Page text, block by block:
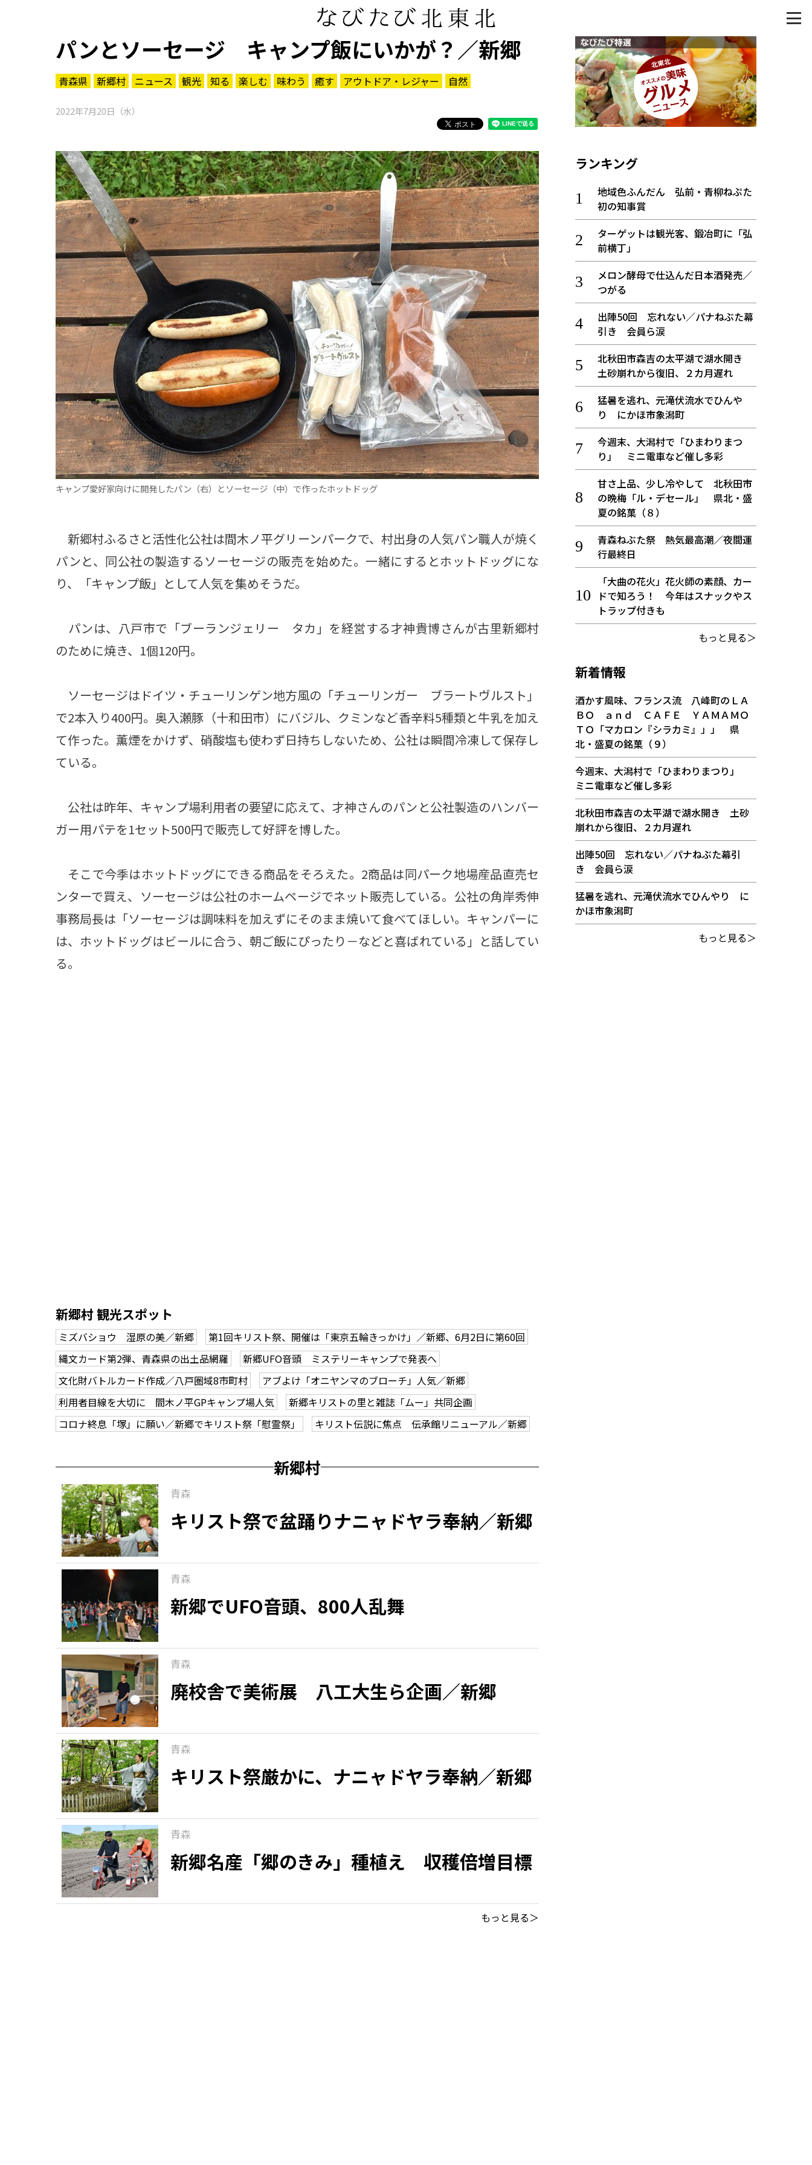
パンとソーセージ キャンプ飯にいかが？／新郷
青森県 新郷村 ニュース 観光 知る 楽しむ 味わう 癒す アウトドア・レジャー 自然
2022年7月20日（水）
キャンプ愛好家向けに開発したパン（右）とソーセージ（中）で作ったホットドッグ
新郷村ふるさと活性化公社は間木ノ平グリーンパークで、村出身の人気パン職人が焼く
パンと、同公社の製造するソーセージの販売を始めた。一緒にするとホットドッグにな
り、「キャンプ飯」として人気を集めそうだ。
パンは、八戸市で「ブーランジェリー タカ」を経営する才神貴博さんが古里新郷村
のために焼き、1個120円。
ソーセージはドイツ・チューリンゲン地方風の「チューリンガー ブラートヴルスト」
で2本入り400円。奥入瀬豚（十和田市）にバジル、クミンなど香辛料5種類と牛乳を加え
て作った。薫煙をかけず、硝酸塩も使わず日持ちしないため、公社は瞬間冷凍して保存し
ている。
公社は昨年、キャンプ場利用者の要望に応えて、才神さんのパンと公社製造のハンバー
ガー用パテを1セット500円で販売して好評を博した。
そこで今季はホットドッグにできる商品をそろえた。2商品は同パーク地場産品直売セ
ンターで買え、ソーセージは公社のホームページでネット販売している。公社の角岸秀伸
事務局長は「ソーセージは調味料を加えずにそのまま焼いて食べてほしい。キャンパーに
は、ホットドッグはビールに合う、朝ご飯にぴったり－などと喜ばれている」と話してい
る。
新郷村 観光スポット
ミズバショウ 湿原の美／新郷
第1回キリスト祭、開催は「東京五輪きっかけ」／新郷、6月2日に第60回
縄文カード第2弾、青森県の出土品網羅
新郷UFO音頭 ミステリーキャンプで発表へ
文化財バトルカード作成／八戸圏域8市町村
アブよけ「オニヤンマのブローチ」人気／新郷
利用者目線を大切に 間木ノ平GPキャンプ場人気
新郷キリストの里と雑誌「ムー」共同企画
コロナ終息「塚」に願い／新郷でキリスト祭「慰霊祭」
キリスト伝説に焦点 伝承館リニューアル／新郷
新郷村
青森
キリスト祭で盆踊りナニャドヤラ奉納／新郷
青森
新郷でUFO音頭、800人乱舞
青森
廃校舎で美術展 八工大生ら企画／新郷
青森
キリスト祭厳かに、ナニャドヤラ奉納／新郷
青森
新郷名産「郷のきみ」種植え 収穫倍増目標
もっと見る＞
ランキング
地域色ふんだん 弘前・青柳ねぷた
初の知事賞
ターゲットは観光客、鍛冶町に「弘
前横丁」
メロン酵母で仕込んだ日本酒発売／
つがる
出陣50回 忘れない／パナねぶた幕
引き 会員ら涙
北秋田市森吉の太平湖で湖水開き
土砂崩れから復旧、２カ月遅れ
猛暑を逃れ、元滝伏流水でひんや
り にかほ市象潟町
今週末、大潟村で「ひまわりまつ
り」 ミニ電車など催し多彩
甘さ上品、少し冷やして 北秋田市
の晩梅「ル・デセール」 県北・盛
夏の銘菓（８）
青森ねぶた祭 熱気最高潮／夜間運
行最終日
「大曲の花火」花火師の素顔、カー
ドで知ろう！ 今年はスナックやス
トラップ付きも
もっと見る＞
新着情報
酒かす風味、フランス流 八峰町のＬＡ
ＢＯ ａｎｄ ＣＡＦＥ ＹＡＭＡＭＯ
ＴＯ「マカロン『シラカミ』」」 県
北・盛夏の銘菓（９）
今週末、大潟村で「ひまわりまつり」
ミニ電車など催し多彩
北秋田市森吉の太平湖で湖水開き 土砂
崩れから復旧、２カ月遅れ
出陣50回 忘れない／パナねぶた幕引
き 会員ら涙
猛暑を逃れ、元滝伏流水でひんやり に
かほ市象潟町
もっと見る＞
パワースポット
まつり・イベント
おみやげ・特産
道の駅・産直
アウトドア・レジャー
ご当地グルメ